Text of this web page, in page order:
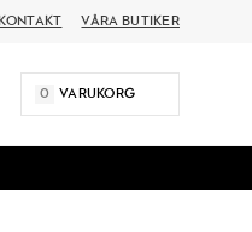
VÅRA BUTIKER
0 VARUKORG